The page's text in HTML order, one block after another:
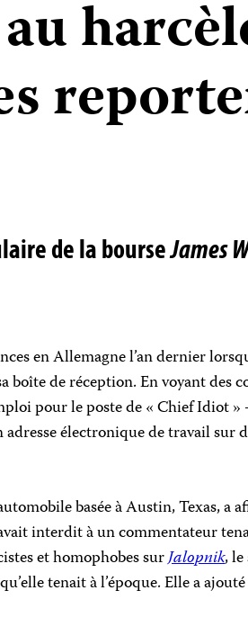
de la bourseJames
en Allemagne l’an dernier
boîte de réception. En voyant des
pour le poste de « Chief Idiot
électronique de travail sur
basée à Austin, Texas, a
interdit à un commentateur
et homophobes surJalopnik,
tenait à l’époque. Elle a